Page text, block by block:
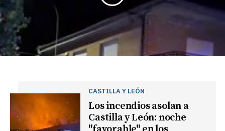
CASTILLA Y LEÓN
Los incendios asolan a
Castilla y León: noche